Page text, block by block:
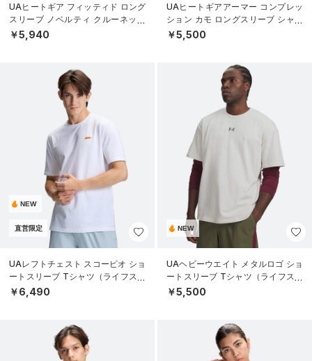
UAヒートギア フィッティド ロング
スリーブ ノベルティ クルーネック
シャツ（ゴルフ/MEN）
￥5,940
UAヒートギアアーマー コンプレッ
ション カモ ロングスリーブ シャツ
（トレーニング/MEN）
￥5,500
NEW
直営限定
UAレフトチェスト スコーピオ ショ
ートスリーブ Tシャツ（ライフスタ
イル/MEN）
￥6,490
NEW
UAヘビーウエイト メタルロゴ ショ
ートスリーブ Tシャツ（ライフスタ
イル/MEN）
￥5,500